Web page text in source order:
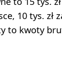
10 tys. zł
to kwoty